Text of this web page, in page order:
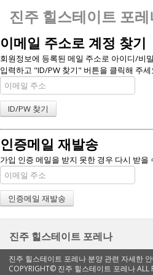
메뉴 건너
진주 힐스테이트 포
이메일 주소로 계정 찾기
회원정보에 등록된 메일 주소로 아이디/비
입력하고 "ID/PW 찾기" 버튼을 클릭해 주세
인증메일 재발송
가입 인증 메일을 받지 못한 경우 다시 받을
진주 힐스테이트 포레나
진주 힐스테이트 포레나 분양 관련 자세한
COPYRIGHT© 진주 힐스테이트 포레나 ALL